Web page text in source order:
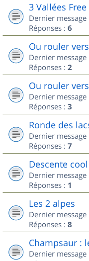
3 Vallées
Dernier message
Réponses : 6
Ou rouler
Dernier message
Réponses : 2
Ou rouler
Dernier message
Réponses : 3
Ronde des
Dernier message
Réponses : 7
Descente
Dernier message
Réponses : 1
Les 2 alpes
Dernier message
Réponses : 8
Champsaur :
Dernier message